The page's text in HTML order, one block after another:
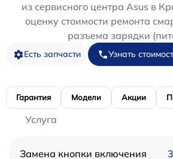
из сервисного центра Asus в
оценку стоимости ремонта
разъема зарядки
Есть запчасти Узнать
Гарантия Модели Акции
Услуга
Замена кнопки включения